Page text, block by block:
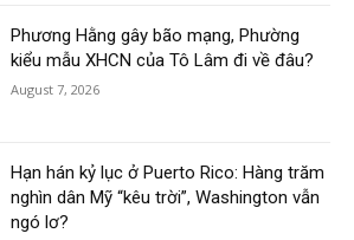
Phương Hằng gây bão mạng, Phường
kiểu mẫu XHCN của Tô Lâm đi về đâu?
August 7, 2026
Hạn hán kỷ lục ở Puerto Rico: Hàng trăm
nghìn dân Mỹ “kêu trời”, Washington vẫn
ngó lơ?